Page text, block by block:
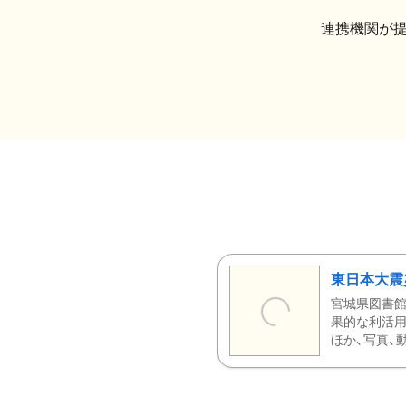
連携機関が
東日本大
宮城県図書
果的な利活
ほか、写真、